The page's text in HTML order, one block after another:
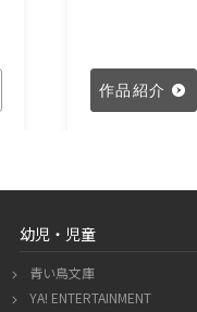
作品紹介
幼児・児童
青い鳥文庫
YA! ENTERTAINMENT